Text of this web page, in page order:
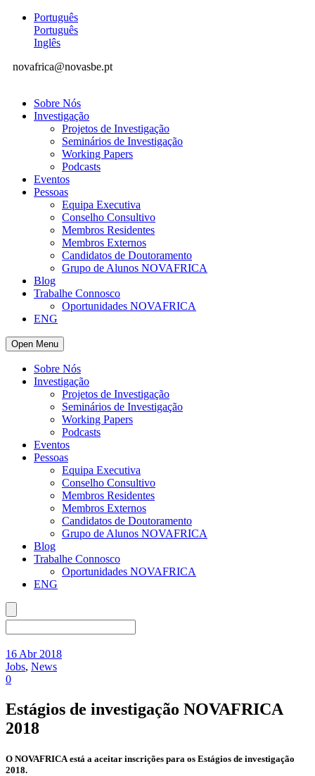
Português
Português
Inglês
novafrica@novasbe.pt
Sobre Nós
Investigação
Projetos de Investigação
Seminários de Investigação
Working Papers
Podcasts
Eventos
Pessoas
Equipa Executiva
Conselho Consultivo
Membros Residentes
Membros Externos
Candidatos de Doutoramento
Grupo de Alunos NOVAFRICA
Blog
Trabalhe Connosco
Oportunidades NOVAFRICA
ENG
Open Menu
Sobre Nós
Investigação
Projetos de Investigação
Seminários de Investigação
Working Papers
Podcasts
Eventos
Pessoas
Equipa Executiva
Conselho Consultivo
Membros Residentes
Membros Externos
Candidatos de Doutoramento
Grupo de Alunos NOVAFRICA
Blog
Trabalhe Connosco
Oportunidades NOVAFRICA
ENG
16 Abr 2018
Jobs, News
0
Estágios de investigação NOVAFRICA
2018
O NOVAFRICA está a aceitar inscrições para os Estágios de investigação
2018.